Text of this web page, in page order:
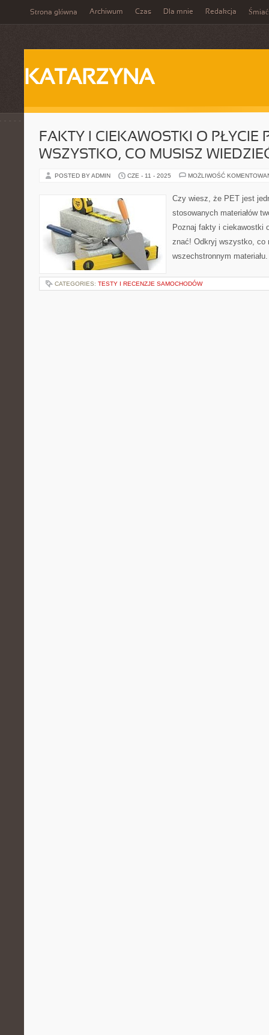
Strona główna Archiwum Czas Dla mnie Redakcja Śmiać
KATARZYNA
FAKTY I CIEKAWOSTKI O PŁYCIE
WSZYSTKO, CO MUSISZ
POSTED BY ADMIN CZE - 11 - 2025 MOŻLIWOŚĆ
Czy wiesz, że PET jest
stosowanych materiałów
Poznaj fakty i ciekawostki
znać! Odkryj wszystko, co
wszechstronnym
CATEGORIES: TESTY I RECENZJE SAMOCHODÓW